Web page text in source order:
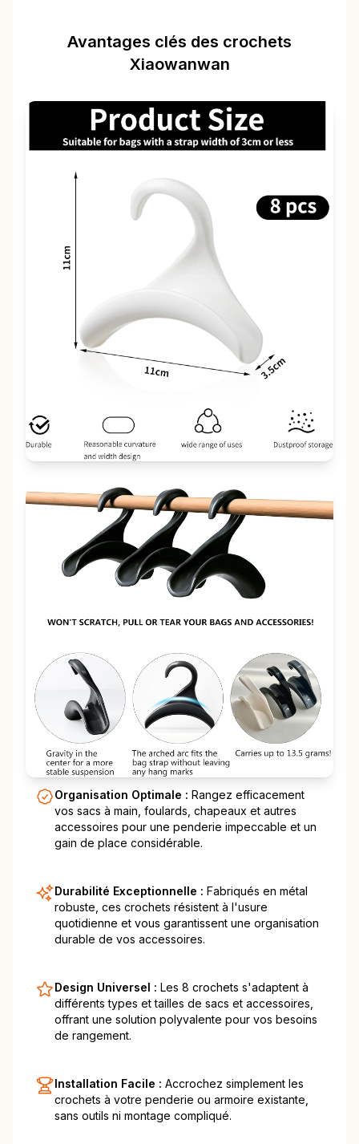
Avantages clés des crochets
Xiaowanwan
Organisation Optimale : Rangez efficacement
vos sacs à main, foulards, chapeaux et autres
accessoires pour une penderie impeccable et un
gain de place considérable.
Durabilité Exceptionnelle : Fabriqués en métal
robuste, ces crochets résistent à l'usure
quotidienne et vous garantissent une organisation
durable de vos accessoires.
Design Universel : Les 8 crochets s'adaptent à
différents types et tailles de sacs et accessoires,
offrant une solution polyvalente pour vos besoins
de rangement.
Installation Facile : Accrochez simplement les
crochets à votre penderie ou armoire existante,
sans outils ni montage compliqué.